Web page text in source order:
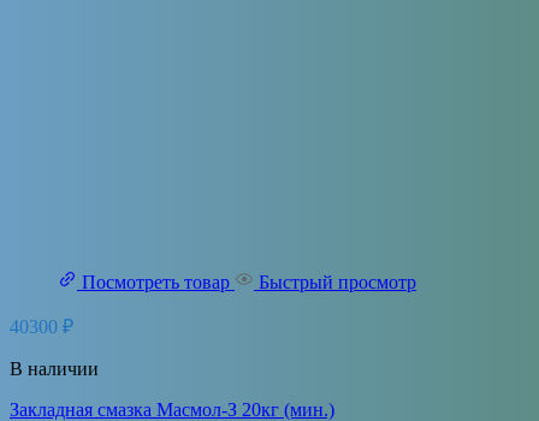
Посмотреть товар Быстрый просмотр
40300 ₽
В наличии
Закладная смазка Масмол-З 20кг (мин.)